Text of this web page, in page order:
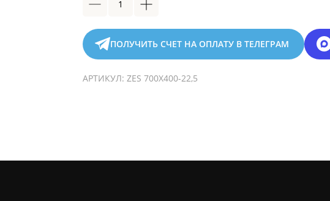
ПОЛУЧИТЬ СЧЕТ НА ОПЛАТУ В ТЕЛЕГРАМ
АРТИКУЛ: ZES 700Х400-22,5